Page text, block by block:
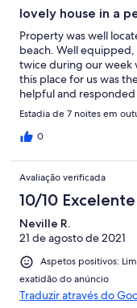
lovely house in a
Property was well
beach. Well equipped,
twice during our week
this place for us was
helpful and
recommend. We had a
Estadia de 7 noites em
0
Avaliação verificada
10/10 Excelente
Neville R.
21 de agosto de 2021
Aspetos positivos:
exatidão do anúncio
Traduzir através do